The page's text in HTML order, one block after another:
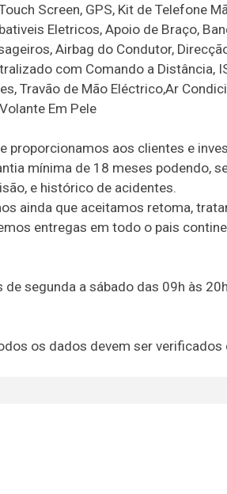
Screen, GPS, Kit de Telefone
Eletricos, Apoio de Braço,
Airbag do Condutor,
com Comando a Distância,
Travão de Mão Eléctrico,Ar
Em Pele
proporcionamos aos clientes e
mínima de 18 meses podendo,
e histórico de acidentes.
ainda que aceitamos retoma,
entregas em todo o pais
segunda a sábado das 09h às
os dados devem ser verificados